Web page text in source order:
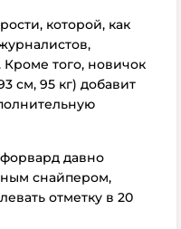
которой, как
Кроме того, новичок
см, 95 кг) добавит
давно
снайпером,
отметку в 20